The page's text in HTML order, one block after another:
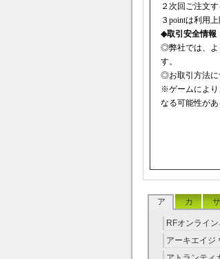
２次回ご注文す
３pointは利用
◈取引安全情報
◎弊社では、よ
す。
◎お取引方法に
※ゲームにより
なる可能性が
ア カ サ
RFオンライン
RMT
アーキエイジ
ウオ) RMT